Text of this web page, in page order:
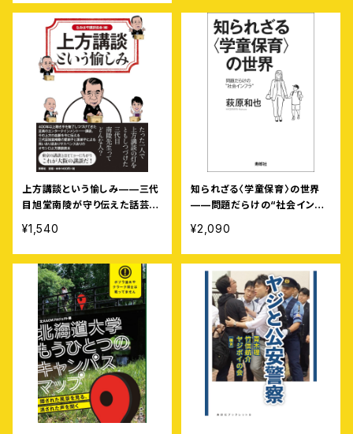
上方講談という愉しみ——三代
目旭堂南陵が守り伝えた話芸の
¥1,540
知られざる〈学童保育〉の世界
——問題だらけの“社会インフ
¥2,090